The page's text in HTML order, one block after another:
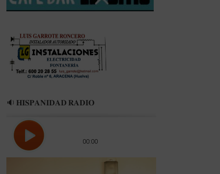
defender
🔉 𝐇𝐈𝐒𝐏𝐀𝐍𝐈𝐃𝐀𝐃 𝐑𝐀𝐃𝐈𝐎